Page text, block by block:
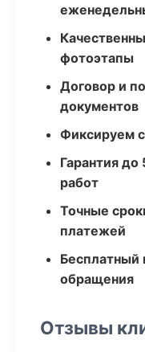
фотоэтапы
Договор и
документов
Фиксируем
Гарантия
работ
Точные
платежей
Бесплатный
обращения
Отзывы